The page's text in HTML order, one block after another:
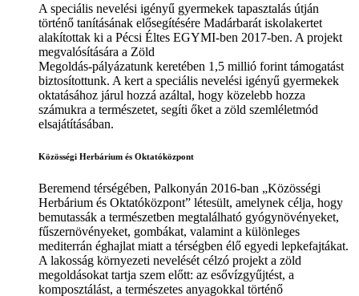
A speciális nevelési igényű gyermekek tapasztalás útján
történő tanításának elősegítésére Madárbarát iskolakertet
alakítottak ki a Pécsi Éltes EGYMI-ben 2017-ben. A projekt
megvalósítására a Zöld
Megoldás-pályázatunk keretében 1,5 millió forint támogatást
biztosítottunk. A kert a speciális nevelési igényű gyermekek
oktatásához járul hozzá azáltal, hogy közelebb hozza
számukra a természetet, segíti őket a zöld szemléletmód
elsajátításában.
Közösségi Herbárium és Oktatóközpont
Beremend térségében, Palkonyán 2016-ban „Közösségi
Herbárium és Oktatóközpont” létesült, amelynek célja, hogy
bemutassák a természetben megtalálható gyógynövényeket,
fűszernövényeket, gombákat, valamint a különleges
mediterrán éghajlat miatt a térségben élő egyedi lepkefajtákat.
A lakosság környezeti nevelését célzó projekt a zöld
megoldásokat tartja szem előtt: az esővízgyűjtést, a
komposztálást, a természetes anyagokkal történő